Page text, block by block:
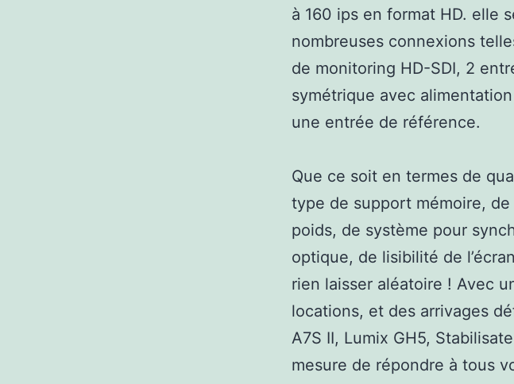
à 160 ips en format HD. elle
nombreuses connexions
de monitoring HD-SDI, 2
symétrique avec
une entrée de référence.
Que ce soit en termes de
type de support mémoire,
poids, de système pour
optique, de lisibilité de
rien laisser aléatoire ! Avec
locations, et des arrivages
A7S II, Lumix GH5,
mesure de répondre à tous